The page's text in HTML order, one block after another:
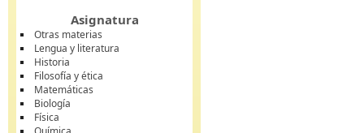
Asignatura
Otras materias
Lengua y literatura
Historia
Filosofía y ética
Matemáticas
Biología
Física